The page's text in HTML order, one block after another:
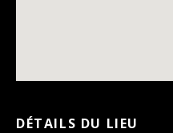
DÉTAILS DU LIEU